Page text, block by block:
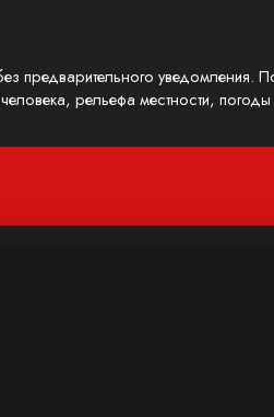
предварительного
рельефа местности,